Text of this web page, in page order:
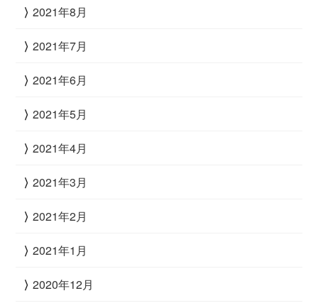
2021年8月
2021年7月
2021年6月
2021年5月
2021年4月
2021年3月
2021年2月
2021年1月
2020年12月